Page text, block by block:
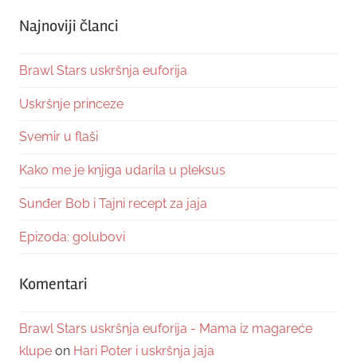
Najnoviji članci
Brawl Stars uskršnja euforija
Uskršnje princeze
Svemir u flaši
Kako me je knjiga udarila u pleksus
Sunđer Bob i Tajni recept za jaja
Epizoda: golubovi
Komentari
Brawl Stars uskršnja euforija - Mama iz magareće
klupe on Hari Poter i uskršnja jaja